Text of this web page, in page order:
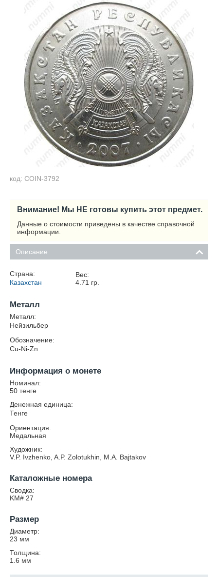
код: COIN-3792
Внимание! Мы НЕ готовы купить этот предмет.
Данные о стоимости приведены в качестве справочной
информации.
Описание
Страна:
Казахстан
Вес:
4.71 гр.
Металл
Металл:
Нейзильбер
Обозначение:
Cu-Ni-Zn
Информация о монете
Номинал:
50 тенге
Денежная единица:
Тенге
Ориентация:
Медальная
Художник:
V.P. Ivzhenko, A.P. Zolotukhin, M.A. Bajtakov
Каталожные номера
Сводка:
KM# 27
Размер
Диаметр:
23 мм
Толщина:
1.6 мм